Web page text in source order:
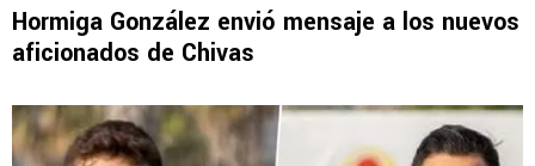
Hormiga González envió mensaje a los nuevos
aficionados de Chivas